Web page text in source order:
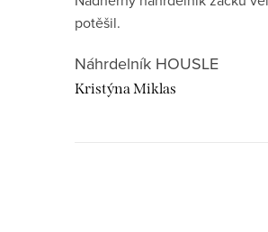
potěšil.
Náhrdelník HOUSLE
Kristýna Miklas